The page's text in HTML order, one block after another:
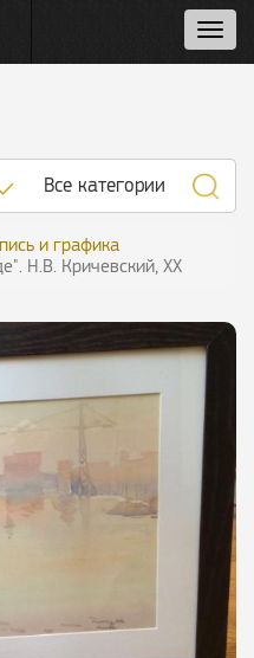
и
Список
Все категории
и графика
Н.В. Кричевский, ХХ